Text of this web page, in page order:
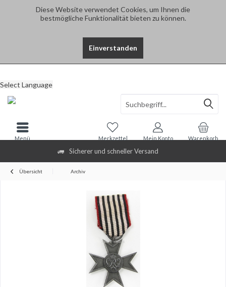
Diese Website verwendet Cookies, um Ihnen die
bestmögliche Funktionalität bieten zu können.
Einverstanden
Sicherer und schneller Versand
Select Language
Warenkorb
Merkzettel Mein Konto
Menü
Übersicht Archiv